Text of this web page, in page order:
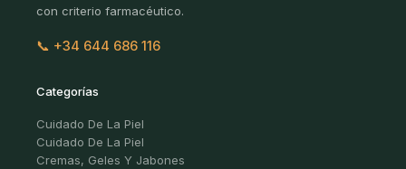
con criterio farmacéutico.
📞 +34 644 686 116
Categorías
Cuidado De La Piel
Cuidado De La Piel
Cremas, Geles Y Jabones